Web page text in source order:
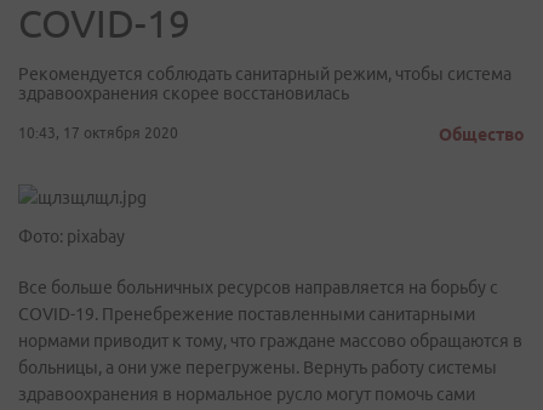
COVID-19
Рекомендуется соблюдать санитарный режим, чтобы система
здравоохранения скорее восстановилась
10:43, 17 октября 2020 Общество
Фото: pixabay
Все больше больничных ресурсов направляется на борьбу с
COVID-19. Пренебрежение поставленными санитарными
нормами приводит к тому, что граждане массово обращаются в
больницы, а они уже перегружены. Вернуть работу системы
здравоохранения в нормальное русло могут помочь сами